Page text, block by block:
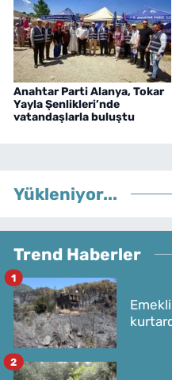
Anahtar Parti Alanya, Tokar
Yayla Şenlikleri’nde
vatandaşlarla buluştu
Yükleniyor...
Trend Haberler
1
2